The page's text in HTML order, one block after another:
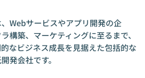
Webサービスやアプリ開発の企
構築、マーケティングに至るまで、
なビジネス成長を見据えた包括的な
発会社です。